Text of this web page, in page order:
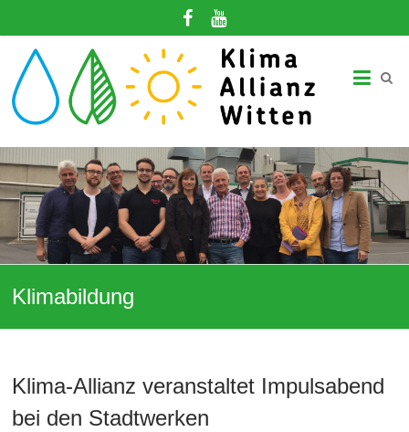
springen
Klima-
Allianz
Witten
Gemeinsam
eine
klimagerechte
Zukunft!
Klimabildung
Klima-Allianz veranstaltet Impulsabend
bei den Stadtwerken